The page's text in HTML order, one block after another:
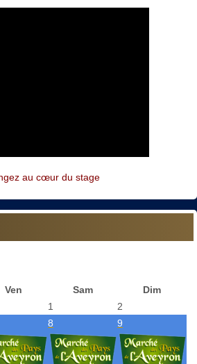
au cœur du stage
Ven Sam
Dim
1
2
8 9